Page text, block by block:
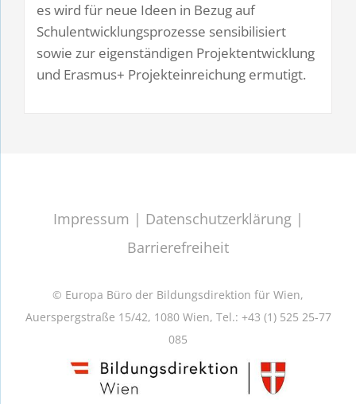
es wird für neue Ideen in Bezug auf
Schulentwicklungsprozesse sensibilisiert
sowie zur eigenständigen Projektentwicklung
und Erasmus+ Projekteinreichung ermutigt.
Impressum | Datenschutzerklärung|
Barrierefreiheit
© Europa Büro der Bildungsdirektion für Wien,
Auerspergstraße 15/42, 1080 Wien, Tel.: +43 (1) 525 25-77
085